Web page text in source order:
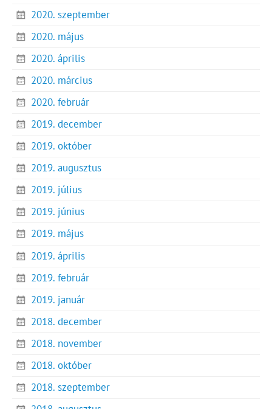
2020. szeptember
2020. május
2020. április
2020. március
2020. február
2019. december
2019. október
2019. augusztus
2019. július
2019. június
2019. május
2019. április
2019. február
2019. január
2018. december
2018. november
2018. október
2018. szeptember